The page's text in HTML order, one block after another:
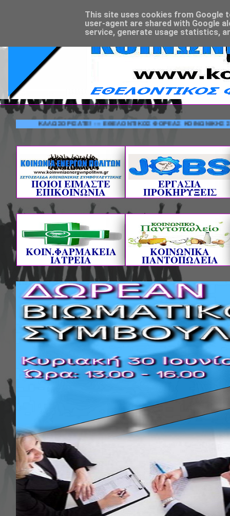
ΚΑΛΩΣΟΡΙΣΑΤΕ! --- ΕΘΕΛΟΝΤΙΚΟΣ ΦΟΡΕΑΣ
ΠΟΙΟΙ ΕΙΜΑΣΤΕ
ΕΠΙΚΟΙΝΩΝΙΑ
ΕΡΓΑΣΙΑ
ΠΡΟΚΗΡΥΞΕΙΣ
ΚΟΙΝ.ΦΑΡΜΑΚΕΙΑ
ΙΑΤΡΕΙΑ
ΚΟΙΝΩΝΙΚΑ
ΠΑΝΤΟΠΩΛΕΙΑ
This site uses cookies from Google
user-agent are shared with Google
service, generate usage statistics,